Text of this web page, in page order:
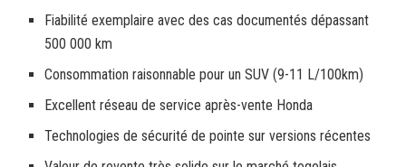
Fiabilité exemplaire avec des cas documentés dépassant
500 000 km
Consommation raisonnable pour un SUV (9-11 L/100km)
Excellent réseau de service après-vente Honda
Technologies de sécurité de pointe sur versions récentes